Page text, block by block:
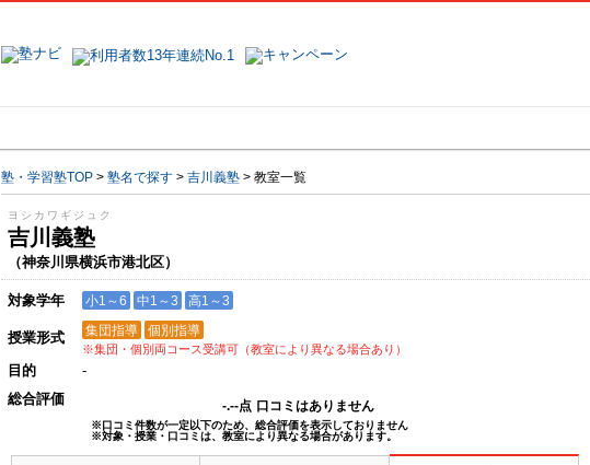
塾・学習塾TOP > 塾名で探す > 吉川義塾 > 教室一覧
ヨシカワギジュク
吉川義塾
（神奈川県横浜市港北区）
対象学年 小1～6 中1～3 高1～3
授業形式 集団指導 個別指導
※集団・個別両コース受講可（教室により異なる場合あり）
目的
-
総合評価
-.--点 口コミはありません
※口コミ件数が一定以下のため、総合評価を表示しておりません
※対象・授業・口コミは、教室により異なる場合があります。